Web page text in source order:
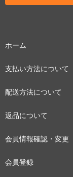
ホーム
支払い方法について
配送方法について
返品について
会員情報確認・変更
会員登録